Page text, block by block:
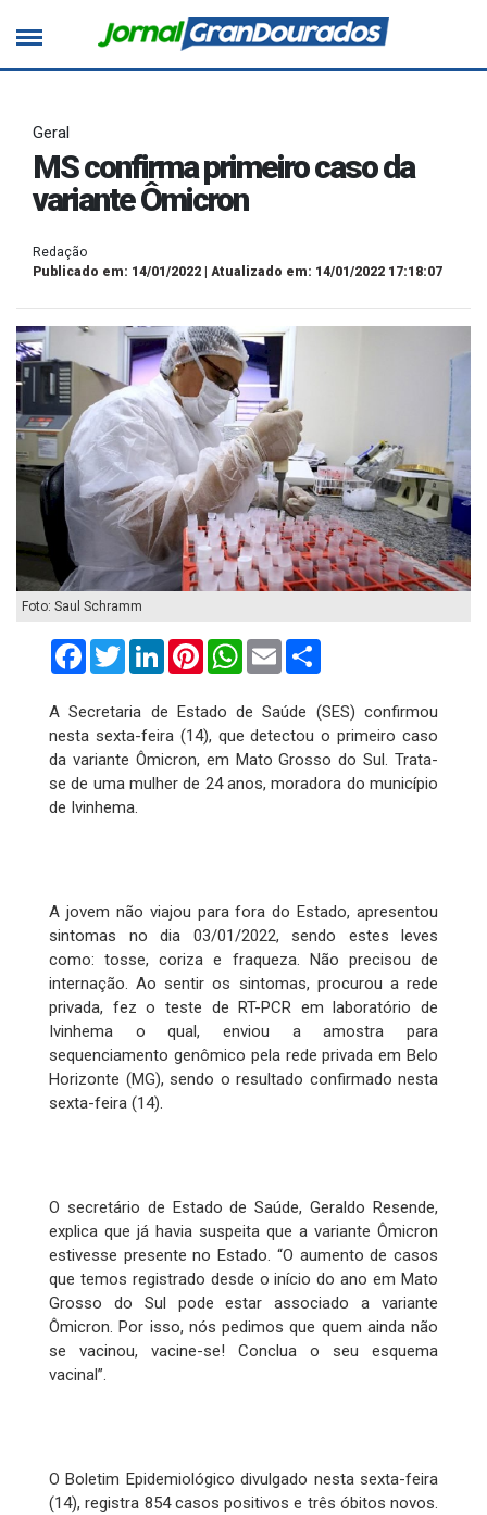
Geral
MS confirma primeiro caso da
variante Ômicron
Redação
Publicado em: 14/01/2022 | Atualizado em: 14/01/2022 17:18:07
Foto: Saul Schramm
FacebookTwitterLinkedInPinterestWhatsApp
Email
A Secretaria de Estado de Saúde (SES) confirmou
nesta sexta-feira (14), que detectou o primeiro caso
da variante Ômicron, em Mato Grosso do Sul. Trata-
se de uma mulher de 24 anos, moradora do município
de Ivinhema.
A jovem não viajou para fora do Estado, apresentou
sintomas no dia 03/01/2022, sendo estes leves
como: tosse, coriza e fraqueza. Não precisou de
internação. Ao sentir os sintomas, procurou a rede
privada, fez o teste de RT-PCR em laboratório de
Ivinhema o qual, enviou a amostra para
sequenciamento genômico pela rede privada em Belo
Horizonte (MG), sendo o resultado confirmado nesta
sexta-feira (14).
O secretário de Estado de Saúde, Geraldo Resende,
explica que já havia suspeita que a variante Ômicron
estivesse presente no Estado. “O aumento de casos
que temos registrado desde o início do ano em Mato
Grosso do Sul pode estar associado a variante
Ômicron. Por isso, nós pedimos que quem ainda não
se vacinou, vacine-se! Conclua o seu esquema
vacinal”.
O Boletim Epidemiológico divulgado nesta sexta-feira
(14), registra 854 casos positivos e três óbitos novos.